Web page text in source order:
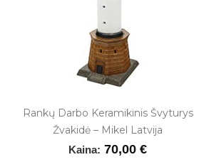
Rankų Darbo Keramikinis Švyturys
Žvakidė – Mikel Latvija
Kaina: 70,00 €